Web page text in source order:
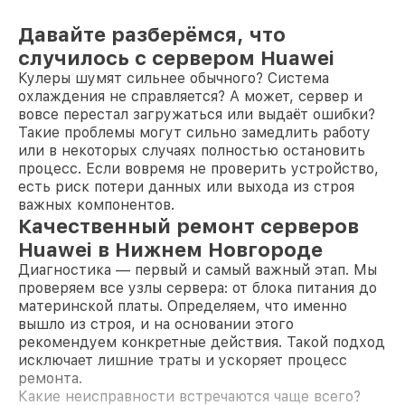
Давайте разберёмся, что
случилось с сервером Huawei
Кулеры шумят сильнее обычного? Система
охлаждения не справляется? А может, сервер и
вовсе перестал загружаться или выдаёт ошибки?
Такие проблемы могут сильно замедлить работу
или в некоторых случаях полностью остановить
процесс. Если вовремя не проверить устройство,
есть риск потери данных или выхода из строя
важных компонентов.
Качественный ремонт серверов
Huawei в Нижнем Новгороде
Диагностика — первый и самый важный этап. Мы
проверяем все узлы сервера: от блока питания до
материнской платы. Определяем, что именно
вышло из строя, и на основании этого
рекомендуем конкретные действия. Такой подход
исключает лишние траты и ускоряет процесс
ремонта.
Какие неисправности встречаются чаще всего?